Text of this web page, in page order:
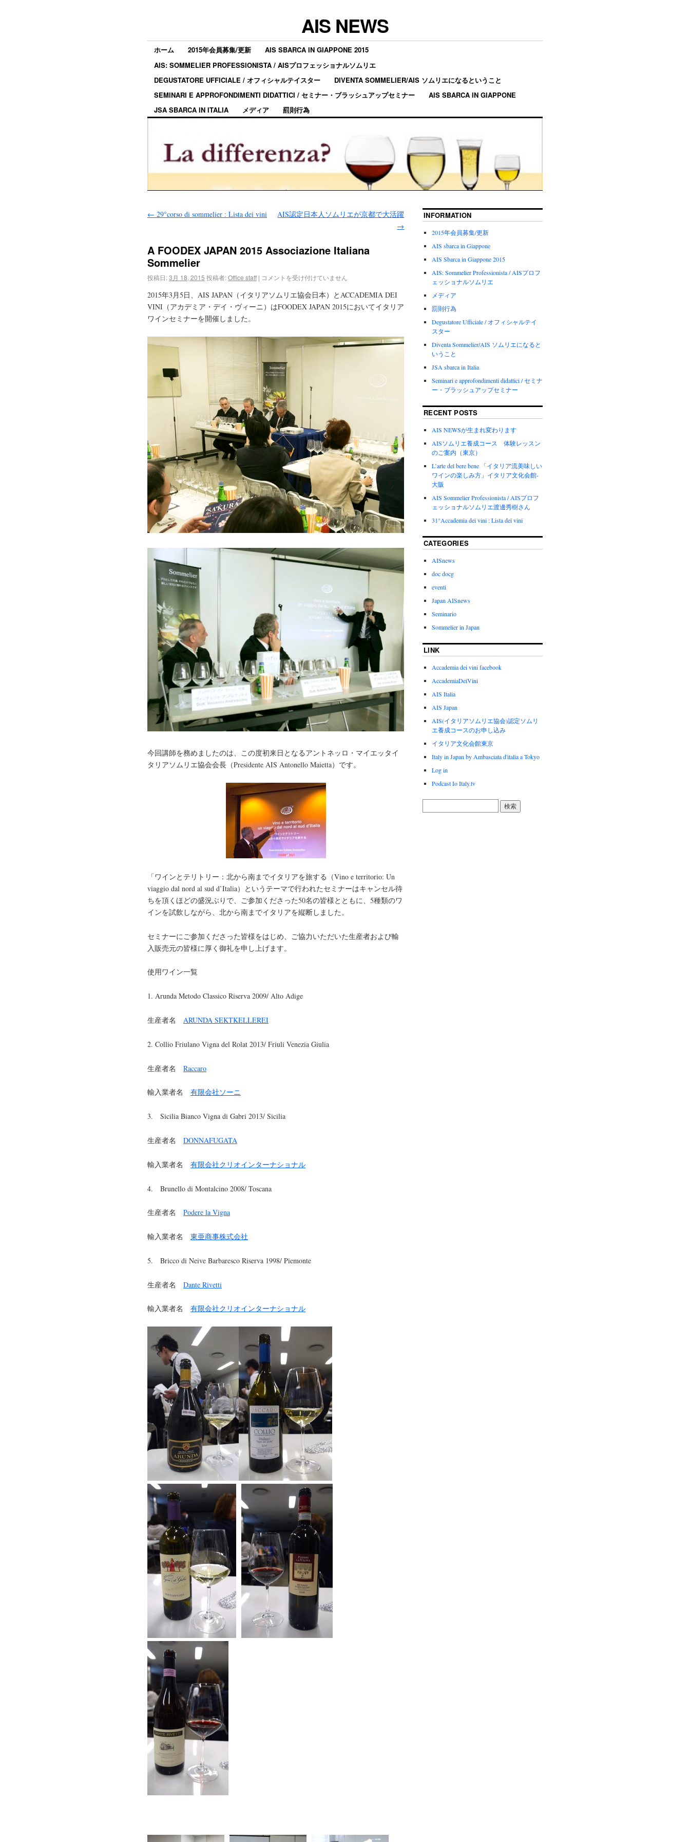
AIS NEWS
ホーム 2015年会員募集/更新
AIS SBARCA IN GIAPPONE 2015
AIS: SOMMELIER PROFESSIONISTA / AISプロフェッショナルソムリエ
DEGUSTATORE UFFICIALE / オフィシャルテイスター
DIVENTA SOMMELIER/AIS ソムリエになるということ
SEMINARI E APPROFONDIMENTI DIDATTICI / セミナー・ブラッシュアップセミナー
AIS SBARCA IN GIAPPONE
JSA SBARCA IN ITALIA
メディア 罰則行為
← 29°corso di sommelier : Lista dei vini
AIS認定日本人ソムリエが京都で大活躍
→
A FOODEX JAPAN 2015 Associazione Italiana
Sommelier
投稿日:3月 18, 2015 投稿者:Office staff | コメントを受け付けていません
2015年3月5日、AIS JAPAN（イタリアソムリエ協会日本）とACCADEMIA DEI
VINI（アカデミア・デイ・ヴィーニ）はFOODEX JAPAN 2015においてイタリア
ワインセミナーを開催しました。
今回講師を務めましたのは、この度初来日となるアントネッロ・マイエッタイ
タリアソムリエ協会会長（Presidente AIS Antonello Maietta）です。
「ワインとテリトリー：北から南までイタリアを旅する（Vino e territorio: Un
viaggio dal nord al sud d’Italia）というテーマで行われたセミナーはキャンセル待
ちを頂くほどの盛況ぶりで、ご参加くださった50名の皆様とともに、5種類のワ
インを試飲しながら、北から南までイタリアを縦断しました。
セミナーにご参加くださった皆様をはじめ、ご協力いただいた生産者および輸
入販売元の皆様に厚く御礼を申し上げます。
使用ワイン一覧
1. Arunda Metodo Classico Riserva 2009/ Alto Adige
生産者名 ARUNDA SEKTKELLEREI
2. Collio Friulano Vigna del Rolat 2013/ Friuli Venezia Giulia
生産者名 Raccaro
輸入業者名 有限会社ソーニ
3. Sicilia Bianco Vigna di Gabri 2013/ Sicilia
生産者名 DONNAFUGATA
輸入業者名 有限会社クリオインターナショナル
4. Brunello di Montalcino 2008/ Toscana
生産者名 Podere la Vigna
輸入業者名 東亜商事株式会社
5. Bricco di Neive Barbaresco Riserva 1998/ Piemonte
生産者名 Dante Rivetti
輸入業者名 有限会社クリオインターナショナル
INFORMATION
2015年会員募集/更新
AIS sbarca in Giappone
AIS Sbarca in Giappone 2015
AIS: Sommelier Professionista / AISプロフ
ェッショナルソムリエ
メディア
罰則行為
Degustatore Ufficiale / オフィシャルテイ
スター
Diventa Sommelier/AIS ソムリエになると
いうこと
JSA sbarca in Italia
Seminari e approfondimenti didattici / セミナ
ー・ブラッシュアップセミナー
RECENT POSTS
AIS NEWSが生まれ変わります
AISソムリエ養成コース 体験レッスン
のご案内（東京）
L’arte del bere bene 「イタリア流美味しい
ワインの楽しみ方」イタリア文化会館-
大阪
AIS Sommelier Professionista / AISプロフ
ェッショナルソムリエ渡邊秀樹さん
31°Accademia dei vini : Lista dei vini
CATEGORIES
AISnews
doc docg
eventi
Japan AISnews
Seminario
Sommelier in Japan
LINK
Accademia dei vini facebook
AccademiaDeiVini
AIS Italia
AIS Japan
AIS(イタリアソムリエ協会)認定ソムリ
エ養成コースのお申し込み
イタリア文化会館東京
Italy in Japan by Ambasciata d'italia a Tokyo
Log in
Podcast Io Italy.tv